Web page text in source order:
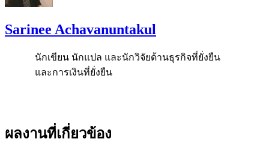
Sarinee Achavanuntakul
นักเขียน นักแปล และนักวิจัยด้านธุรกิจที่ยั่งยืน
และการเงินที่ยั่งยืน
ผลงานที่เกี่ยวข้อง